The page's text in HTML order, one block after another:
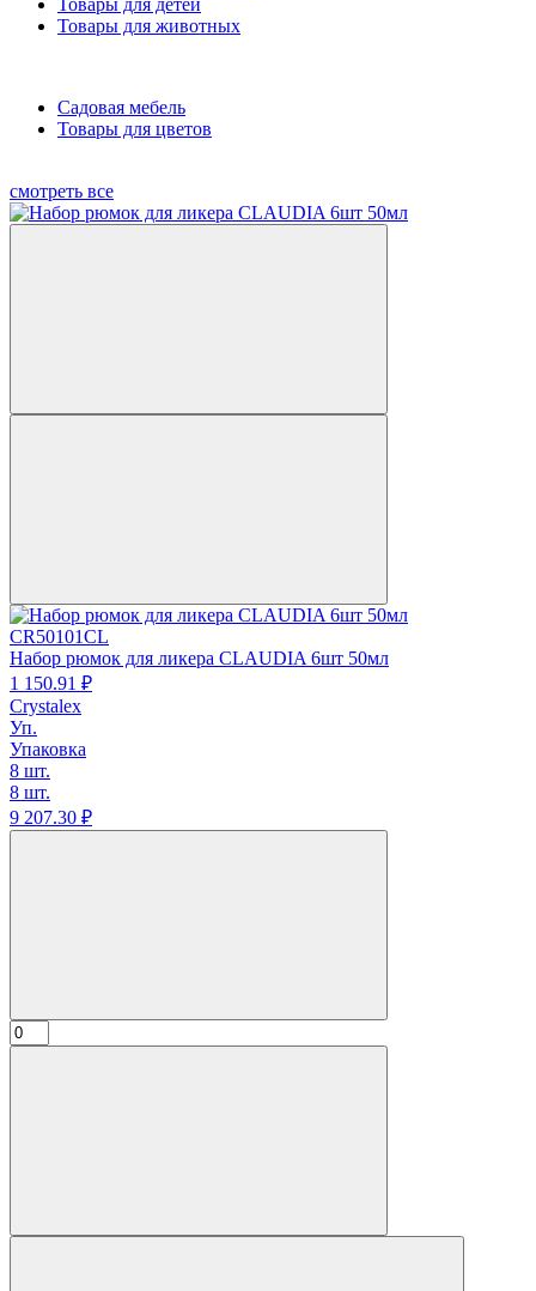
Товары для детей
Товары для животных
Садовая мебель
Товары для цветов
смотреть все
CR50101CL
Набор рюмок для ликера CLAUDIA 6шт 50мл
1 150.91 ₽
Crystalex
Уп.
Упаковка
8 шт.
8 шт.
9 207.30 ₽